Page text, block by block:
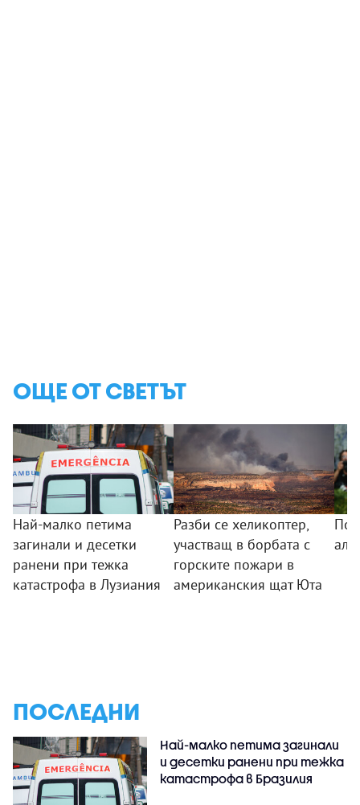
ОЩЕ ОТ СВЕТЪТ
Най-малко петима
загинали и десетки
ранени при тежка
катастрофа в Лузиания
Разби се хеликоптер,
участващ в борбата с
горските пожари в
американския щат Юта
ПОСЛЕДНИ
Най-малко петима загинали
и десетки ранени при тежка
катастрофа в Бразилия